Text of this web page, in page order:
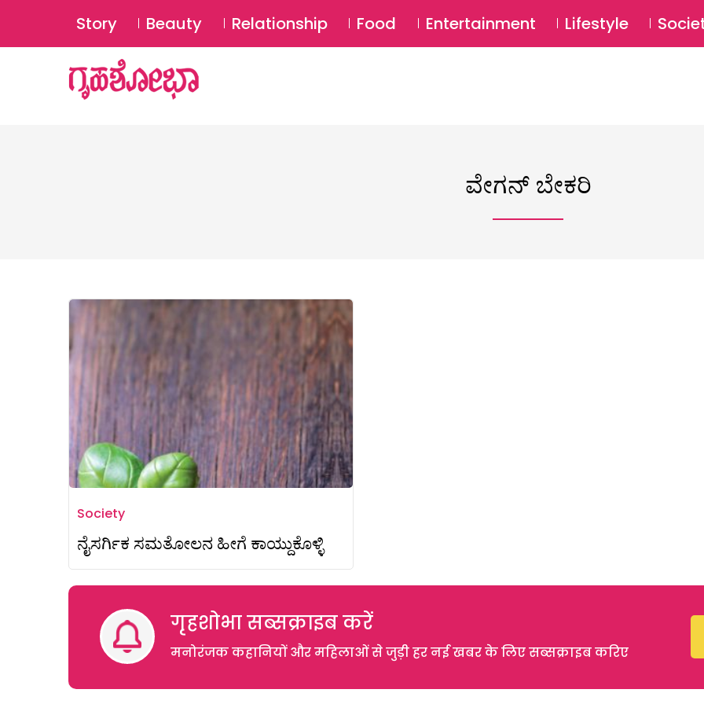
Story Beauty Relationship Food Entertainment Lifestyle
ವೇಗನ್ ಬೇಕರಿ
Society
ನೈಸರ್ಗಿಕ ಸಮತೋಲನ ಹೀಗೆ ಕಾಯ್ದುಕೊಳ್ಳಿ
गृहशोभा सब्सक्राइब करें
मनोरंजक कहानियों और महिलाओं से जुड़ी हर नई खबर के लिए सब्सक्राइब करिए